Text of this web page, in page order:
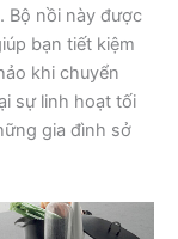
Bộ nồi này được
bạn tiết kiệm
khi chuyển
sự linh hoạt tối
gia đình sở